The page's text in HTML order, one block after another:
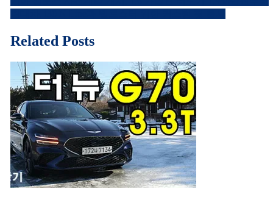
유
창
에
열
공
면
클
하
세
요.
(새
창
에
서
열
림)
글
내
비
게
이
션
Related Posts